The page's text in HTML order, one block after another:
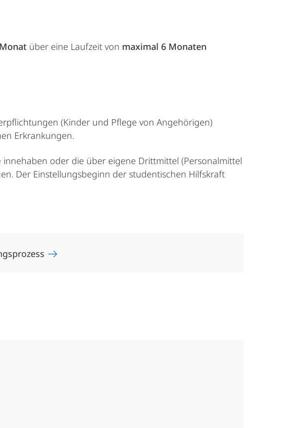
über eine Laufzeit von maximal 6 Monaten
(Kinder und Pflege von Angehörigen)
Erkrankungen.
oder die über eigene Drittmittel (Personalmittel
Der Einstellungsbeginn der studentischen Hilfskraft